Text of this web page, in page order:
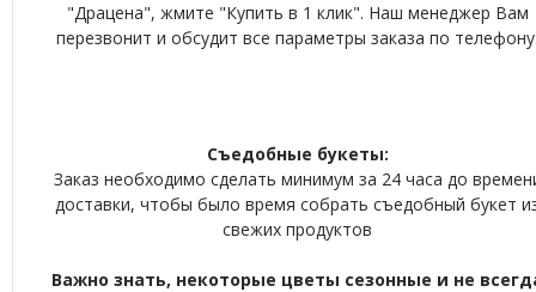
"Драцена", жмите "Купить в 1 клик". Наш менеджер Вам
перезвонит и обсудит все параметры заказа по
Съедобные букеты:
Заказ необходимо сделать минимум за 24 часа до
доставки, чтобы было время собрать съедобный букет
свежих продуктов
Важно знать, некоторые цветы сезонные и не